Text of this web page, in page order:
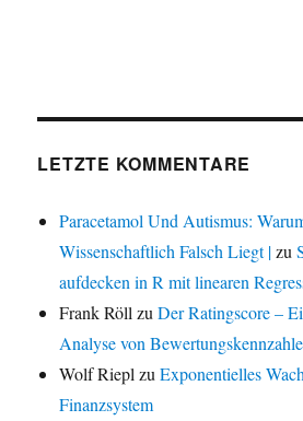
LETZTE KOMMENTARE
Paracetamol Und Autismus:
Wissenschaftlich Falsch Liegt |zu
aufdecken in R mit linearen
Frank Röll zuDer Ratingscore –
Analyse von
Wolf Riepl zuExponentielles
Finanzsystem